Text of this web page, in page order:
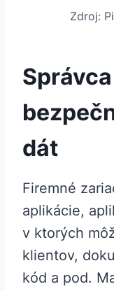
Zdroj:
dát
Firemné
aplikácie,
v ktorých
klientov,
kód a pod.